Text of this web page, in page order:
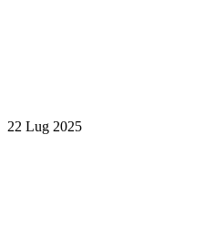
22 Lug 2025